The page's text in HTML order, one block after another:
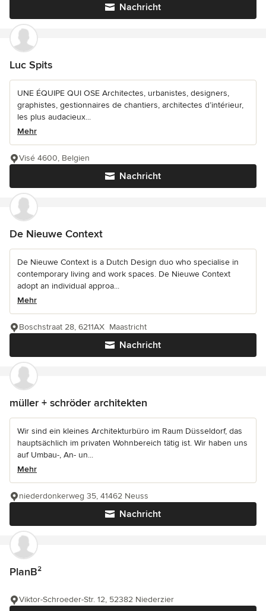
Nachricht
Luc Spits
UNE ÉQUIPE QUI OSE Architectes, urbanistes, designers,
graphistes, gestionnaires de chantiers, architectes d’intérieur,
les plus audacieux...
Mehr
Nachricht
Visé 4600, Belgien
De Nieuwe Context
De Nieuwe Context is a Dutch Design duo who specialise in
contemporary living and work spaces. De Nieuwe Context
adopt an individual approa...
Mehr
Nachricht
Boschstraat 28, 6211AX Maastricht
müller + schröder architekten
Wir sind ein kleines Architekturbüro im Raum Düsseldorf, das
hauptsächlich im privaten Wohnbereich tätig ist. Wir haben uns
auf Umbau-, An- un...
Mehr
Nachricht
niederdonkerweg 35, 41462 Neuss
PlanB²
Viktor-Schroeder-Str. 12, 52382 Niederzier